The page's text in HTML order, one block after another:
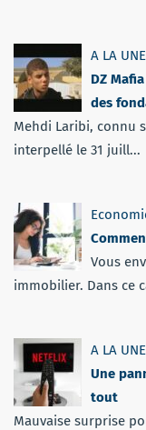
A LA UNE
DZ
des
Mehdi Laribi, connu
interpellé le 31 juill...
Vous
immobilier. Dans ce
A LA UNE
Une
tout
Mauvaise surprise